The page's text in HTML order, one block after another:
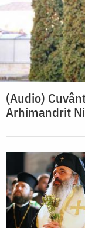
(Audio)
Arhimandrit